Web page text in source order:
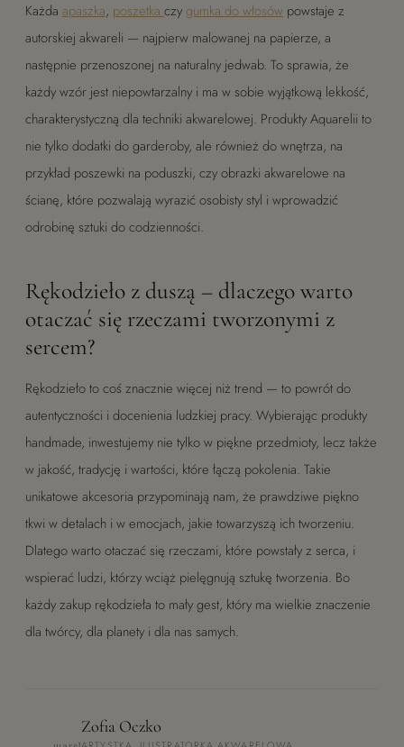
Każda apaszka, poszetka czygumka do włosów powstaje z
autorskiej akwareli — najpierw malowanej na papierze, a
następnie przenoszonej na naturalny jedwab. To sprawia, że
każdy wzór jest niepowtarzalny i ma w sobie wyjątkową lekkość,
charakterystyczną dla techniki akwarelowej. Produkty Aquarelii to
nie tylko dodatki do garderoby, ale również do wnętrza, na
przykład poszewki na poduszki, czy obrazki akwarelowe na
ścianę, które pozwalają wyrazić osobisty styl i wprowadzić
odrobinę sztuki do codzienności.
Rękodzieło z duszą – dlaczego warto
otaczać się rzeczami tworzonymi z
sercem?
Rękodzieło to coś znacznie więcej niż trend — to powrót do
autentyczności i docenienia ludzkiej pracy. Wybierając produkty
handmade, inwestujemy nie tylko w piękne przedmioty, lecz także
w jakość, tradycję i wartości, które łączą pokolenia. Takie
unikatowe akcesoria przypominają nam, że prawdziwe piękno
tkwi w detalach i w emocjach, jakie towarzyszą ich tworzeniu.
Dlatego warto otaczać się rzeczami, które powstały z serca, i
wspierać ludzi, którzy wciąż pielęgnują sztukę tworzenia. Bo
każdy zakup rękodzieła to mały gest, który ma wielkie znaczenie
dla twórcy, dla planety i dla nas samych.
Zofia Oczko